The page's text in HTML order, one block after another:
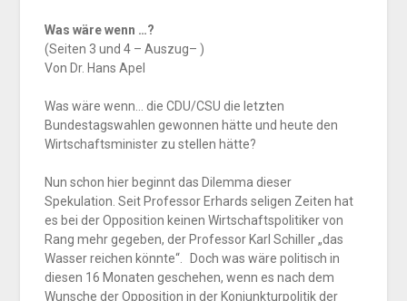
Was wäre wenn …?
(Seiten 3 und 4 – Auszug– )
Von Dr. Hans Apel
Was wäre wenn… die CDU/CSU die letzten
Bundestagswahlen gewonnen hätte und heute den
Wirtschaftsminister zu stellen hätte?
Nun schon hier beginnt das Dilemma dieser
Spekulation. Seit Professor Erhards seligen Zeiten hat
es bei der Opposition keinen Wirtschaftspolitiker von
Rang mehr gegeben, der Professor Karl Schiller „das
Wasser reichen könnte“. Doch was wäre politisch in
diesen 16 Monaten geschehen, wenn es nach dem
Wunsche der Opposition in der Konjunkturpolitik der